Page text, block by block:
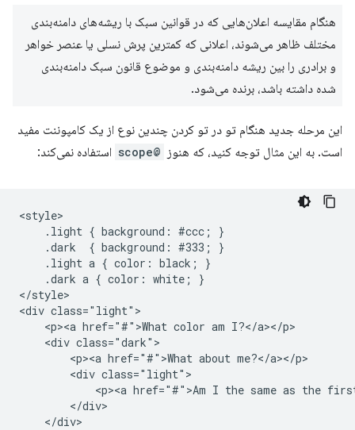
هنگام مقایسه اعلان‌هایی که در قوانین سبک با ریشه‌های دامنه‌بندی
مختلف ظاهر می‌شوند، اعلانی که کمترین پرش نسلی یا عنصر خواهر
و برادری را بین ریشه دامنه‌بندی و موضوع قانون سبک دامنه‌بندی
شده داشته باشد، برنده می‌شود.
این مرحله جدید هنگام تو در تو کردن چندین نوع از یک کامپوننت مفید
است. به این مثال توجه کنید، که هنوز @scope استفاده نمی‌کند:
<style>
    .light { background: #ccc; }
    .dark  { background: #333; }
    .light a { color: black; }
    .dark a { color: white; }
</style>
<div class="light">
    <p><a href="#">What color am I?</a></p>
    <div class="dark">
        <p><a href="#">What about me?</a></p>
        <div class="light">
<p><a href="#">Am I the same as the
        </div>
    </div>